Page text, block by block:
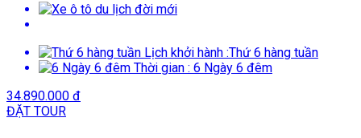
Lịch khởi hành :Thứ 6 hàng tuần
Thời gian : 6 Ngày 6 đêm
34.890.000 đ
ĐẶT TOUR